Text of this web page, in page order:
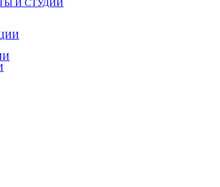
И СТУДИИ